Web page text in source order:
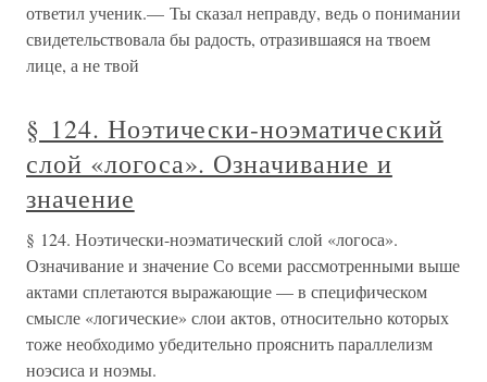
ответил ученик.— Ты сказал неправду, ведь о понимании
свидетельствовала бы радость, отразившаяся на твоем
лице, а не твой
§ 124. Ноэтически-ноэматический
слой «логоса». Означивание и
значение
§ 124. Ноэтически-ноэматический слой «логоса».
Означивание и значение Со всеми рассмотренными выше
актами сплетаются выражающие — в специфическом
смысле «логические» слои актов, относительно которых
тоже необходимо убедительно прояснить параллелизм
ноэсиса и ноэмы.